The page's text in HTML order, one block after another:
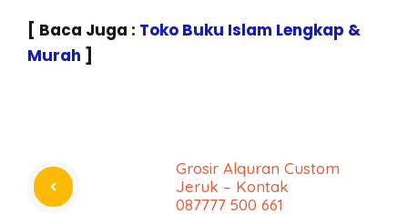
[ Baca Juga : Toko Buku Islam Lengkap &
Murah ]
Grosir Alquran Custom
Jeruk – Kontak
087777 500 661